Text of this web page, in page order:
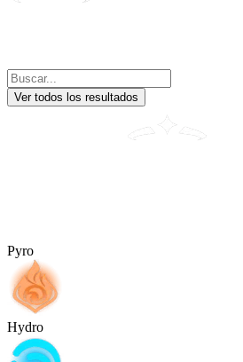
Ver todos los resultados
Pyro
Hydro